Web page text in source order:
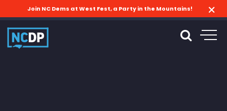
Join NC Dems at West Fest, a Party in the Mountains!